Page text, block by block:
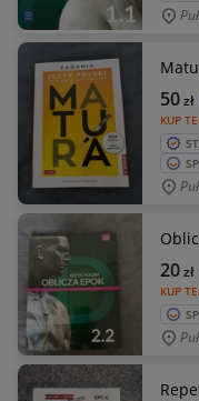
KUP
50zł
KUP
20zł